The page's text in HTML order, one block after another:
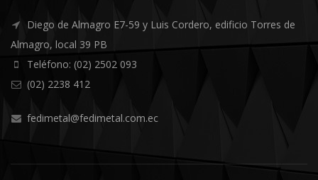
Diego de Almagro E7-59 y Luis Cordero, edificio Torres de
Almagro, local 39 PB
Teléfono: (02) 2502 093
(02) 2238 412
fedimetal@fedimetal.com.ec